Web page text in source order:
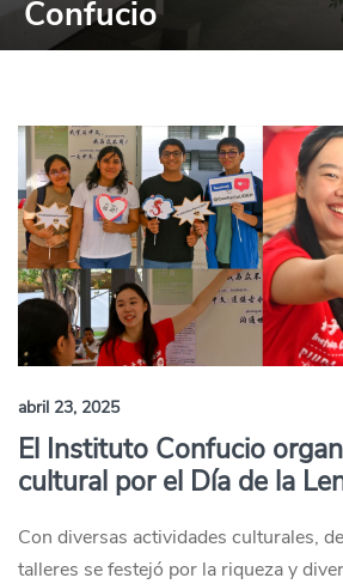
Confucio
abril 23, 2025
El Instituto Confucio
cultural por el Día de la
Con diversas actividades culturales,
talleres se festejó por la riqueza y